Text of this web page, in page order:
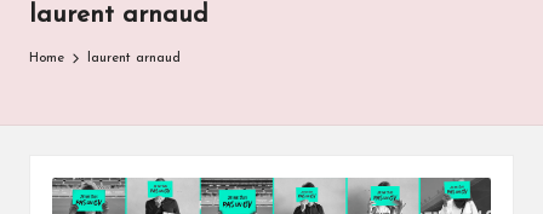
laurent arnaud
Home laurent arnaud